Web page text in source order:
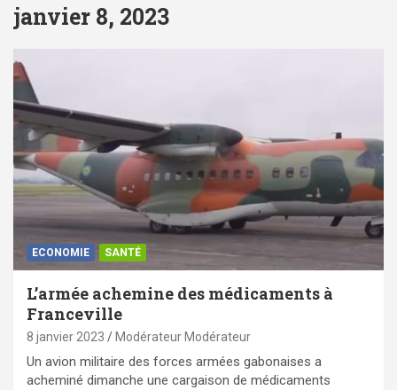
janvier 8, 2023
ECONOMIE SANTÉ
L’armée achemine des médicaments à
Franceville
8 janvier 2023 Modérateur Modérateur
Un avion militaire des forces armées gabonaises a
acheminé dimanche une cargaison de médicaments